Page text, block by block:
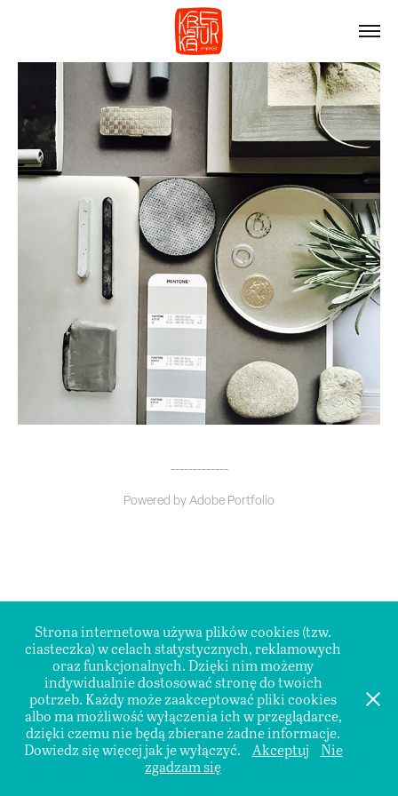
Powered byAdobe Portfolio
Strona internetowa używa plików cookies (tzw.
ciasteczka) w celach statystycznych, reklamowych
oraz funkcjonalnych. Dzięki nim możemy
indywidualnie dostosować stronę do twoich
potrzeb. Każdy może zaakceptować pliki cookies
albo ma możliwość wyłączenia ich w przeglądarce,
dzięki czemu nie będą zbierane żadne informacje.
Dowiedz się więcej jak je wyłączyć.
Akceptuj
Nie
zgadzam się